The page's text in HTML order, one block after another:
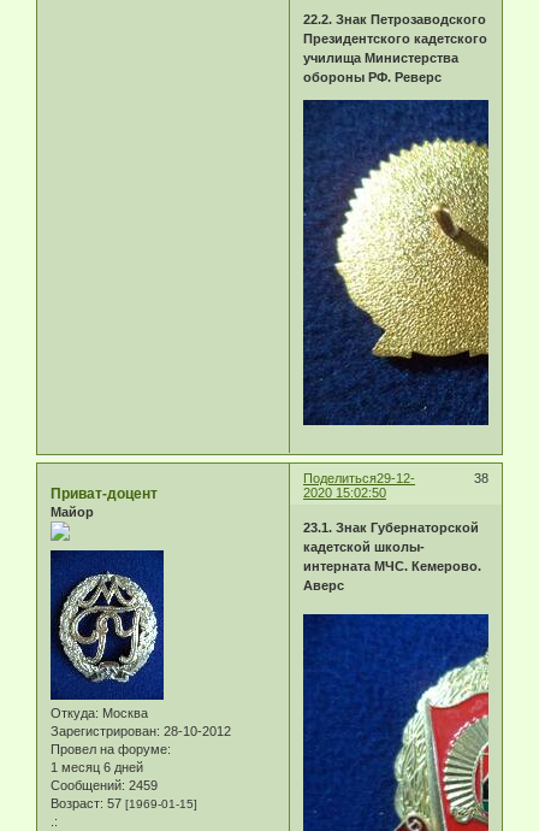
22.2. Знак Петрозаводского
Президентского кадетского
училища Министерства
обороны РФ. Реверс
Поделиться 38
29-12-
2020 15:02:50
Приват-доцент
Майор
Откуда: Москва
Зарегистрирован: 28-10-2012
Провел на форуме:
1 месяц 6 дней
Сообщений: 2459
Возраст: 57 [1969-01-15]
.:
23.1. Знак Губернаторской
кадетской школы-
интерната МЧС. Кемерово.
Аверс